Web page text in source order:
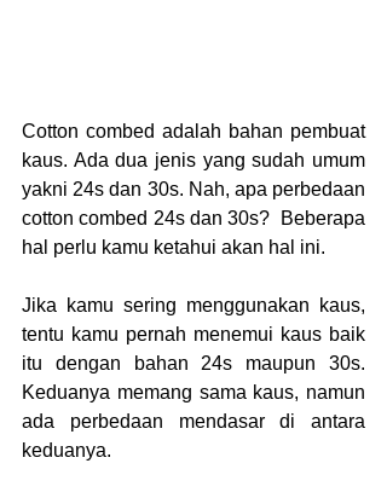
Cotton combed adalah bahan pembuat
kaus. Ada dua jenis yang sudah umum
yakni 24s dan 30s. Nah, apa perbedaan
cotton combed 24s dan 30s?  Beberapa
hal perlu kamu ketahui akan hal ini.
Jika kamu sering menggunakan kaus,
tentu kamu pernah menemui kaus baik
itu dengan bahan 24s maupun 30s.
Keduanya memang sama kaus, namun
ada perbedaan mendasar di antara
keduanya.